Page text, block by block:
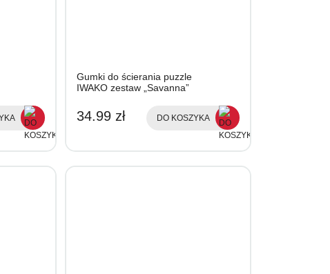
Gumki do ścierania puzzle
IWAKO zestaw „Savanna”
34.99 zł DO KOSZYKA